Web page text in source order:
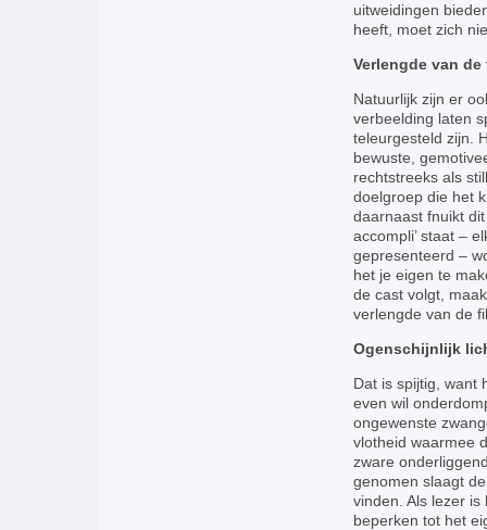
uitweidingen
heeft, moet zich
Verlengde van de
Natuurlijk zijn er
verbeelding laten
teleurgesteld zijn.
bewuste,
rechtstreeks als
doelgroep die het
daarnaast fnuikt
accompli’ staat –
gepresenteerd –
het je eigen te
de cast volgt,
verlengde van de
Ogenschijnlijk
Dat is spijtig, want
even wil
ongewenste
vlotheid waarmee
zware
genomen slaagt
vinden. Als lezer
beperken tot het